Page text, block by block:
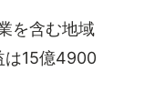
を含む地域
は15億4900